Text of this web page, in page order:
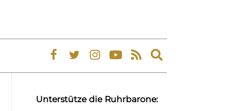
Expand
search
Unterstütze die Ruhrbarone: